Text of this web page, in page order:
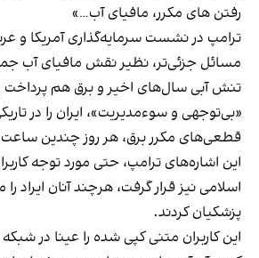
رفتن های مکرر، مافیای آب…»
ترامپ درنشست سرمایه‌گذاری آمریکا و
مسائل جزئی‌تر، نظیر نقش مافیای آب
تنش آبی سال‌های اخیر و برق هم
«بی‌توجهی و سوءمدیریت»، ایران را در
قطعی‌های مکرر برق، هر روز چندین ساعت
این اشاره‌های ترامپ، حتی مورد توجه
اسلامی نیز قرار گرفت، هرچند آنان
پزشکیان کردند.
این کاربران متنی کپی شده را عینا در